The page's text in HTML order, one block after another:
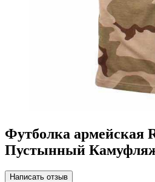
Футболка армейская
Пустынный
Написать отзыв